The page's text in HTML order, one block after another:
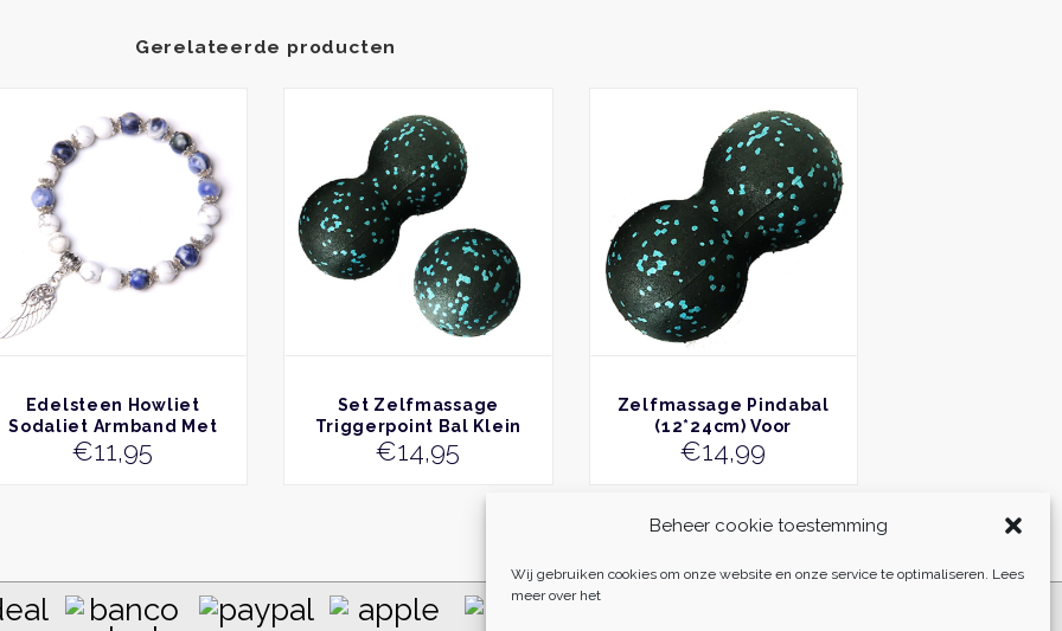
Beheer cookie toestemming
Wij gebruiken cookies om onze website en onze service te optimaliseren. Lees
meer over het
Gerelateerde producten
BEKIJK
variaties.
productpagina
Edelsteen Howliet
Sodaliet Armband Met
Vleugel Bedel
€11,95
BEKIJK
Set Zelfmassage
Triggerpoint Bal Klein
€14,95
BEKIJK
Zelfmassage Pindabal
(12*24cm) Voor
Bindweefsel En
Triggerpoints
€14,99